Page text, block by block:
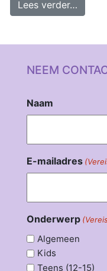
Lees verder…
NEEM
Naam
E-mailadres
Onderwerp
Algemeen
Kids
Teens (12-15)